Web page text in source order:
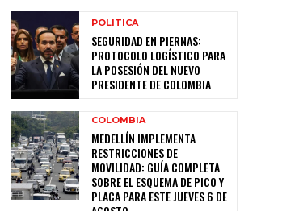
POLITICA
SEGURIDAD EN PIERNAS:
PROTOCOLO LOGÍSTICO PARA
LA POSESIÓN DEL NUEVO
PRESIDENTE DE COLOMBIA
COLOMBIA
MEDELLÍN IMPLEMENTA
RESTRICCIONES DE
MOVILIDAD: GUÍA COMPLETA
SOBRE EL ESQUEMA DE PICO Y
PLACA PARA ESTE JUEVES 6 DE